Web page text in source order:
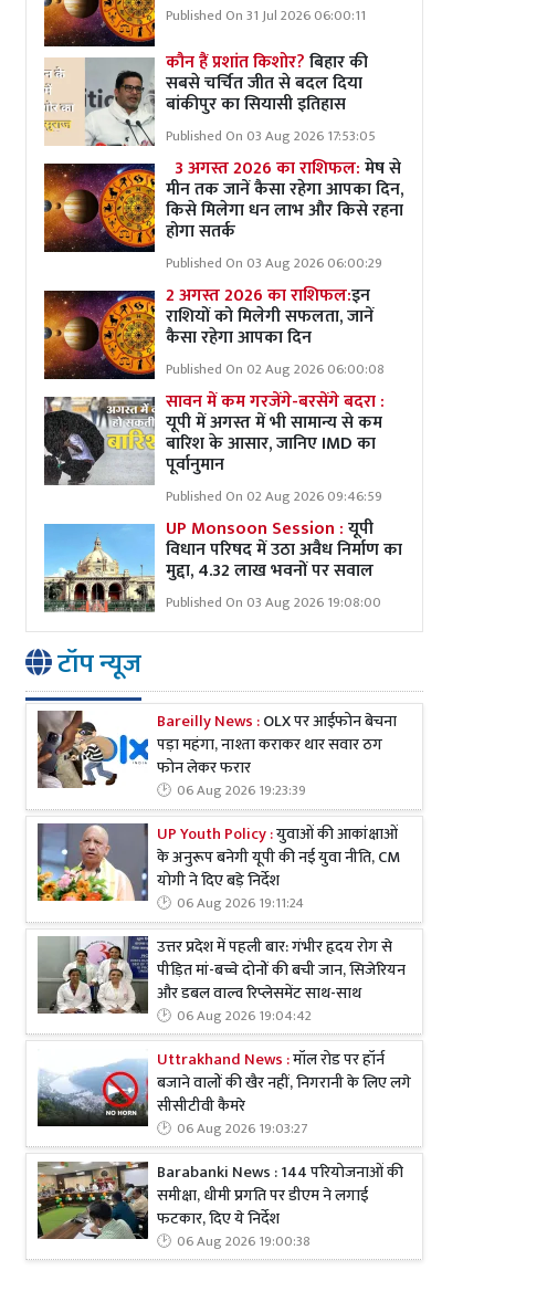
Published On 31 Jul 2026 06:00:11
कौन हैं प्रशांत किशोर?बिहार की
सबसे चर्चित जीत से बदल दिया
बांकीपुर का सियासी इतिहास
Published On 03 Aug 2026 17:53:05
3 अगस्त 2026 का राशिफल:मेष से
मीन तक जानें कैसा रहेगा आपका दिन,
किसे मिलेगा धन लाभ और किसे रहना
होगा सतर्क
Published On 03 Aug 2026 06:00:29
2 अगस्त 2026 का राशिफल:इन
राशियों को मिलेगी सफलता, जानें
कैसा रहेगा आपका दिन
Published On 02 Aug 2026 06:00:08
सावन में कम गरजेंगे-बरसेंगे बदरा :
यूपी में अगस्त में भी सामान्य से कम
बारिश के आसार, जानिए IMD का
पूर्वानुमान
Published On 02 Aug 2026 09:46:59
UP Monsoon Session :यूपी
विधान परिषद में उठा अवैध निर्माण का
मुद्दा, 4.32 लाख भवनों पर सवाल
Published On 03 Aug 2026 19:08:00
टॉप न्यूज
Bareilly News :OLX पर आईफोन बेचना
पड़ा महंगा, नाश्ता कराकर थार सवार ठग
फोन लेकर फरार
06 Aug 2026 19:23:39
UP Youth Policy :युवाओं की आकांक्षाओं
के अनुरूप बनेगी यूपी की नई युवा नीति, CM
योगी ने दिए बड़े निर्देश
06 Aug 2026 19:11:24
उत्तर प्रदेश में पहली बार: गंभीर हृदय रोग से
पीड़ित मां-बच्चे दोनों की बची जान, सिजेरियन
और डबल वाल्व रिप्लेसमेंट साथ-साथ
06 Aug 2026 19:04:42
Uttrakhand News :मॉल रोड पर हॉर्न
बजाने वालों की खैर नहीं, निगरानी के लिए लगे
सीसीटीवी कैमरे
06 Aug 2026 19:03:27
Barabanki News : 144 परियोजनाओं की
समीक्षा, धीमी प्रगति पर डीएम ने लगाई
फटकार, दिए ये निर्देश
06 Aug 2026 19:00:38